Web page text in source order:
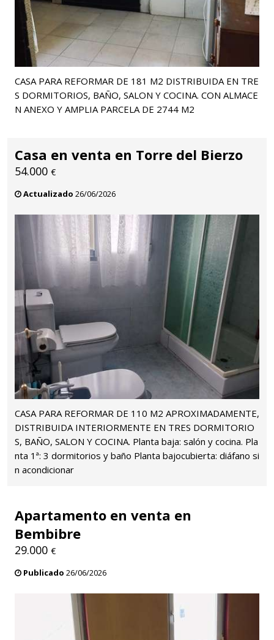
CASA PARA REFORMAR DE 181 M2 DISTRIBUIDA EN TRE
S DORMITORIOS, BAÑO, SALON Y COCINA. CON ALMACE
N ANEXO Y AMPLIA PARCELA DE 2744 M2
Casa en venta en Torre del Bierzo
54.000 €
Actualizado 26/06/2026
CASA PARA REFORMAR DE 110 M2 APROXIMADAMENTE,
DISTRIBUIDA INTERIORMENTE EN TRES DORMITORIO
S, BAÑO, SALON Y COCINA. Planta baja: salón y cocina. Pla
nta 1ª: 3 dormitorios y baño Planta bajocubierta: diáfano si
n acondicionar
Apartamento en venta en
Bembibre
29.000 €
Publicado 26/06/2026